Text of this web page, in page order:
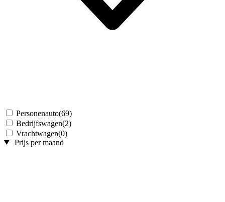
Personenauto(69)
Bedrijfswagen(2)
Vrachtwagen(0)
Prijs per maand